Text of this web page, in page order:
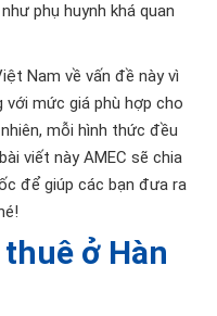
phụ huynh khá quan
Nam về vấn đề này vì
mức giá phù hợp cho
mỗi hình thức đều
viết này AMEC sẽ chia
để giúp các bạn đưa ra
ở Hàn